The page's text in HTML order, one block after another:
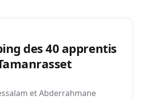
des 40 apprentis
et Abderrahmane